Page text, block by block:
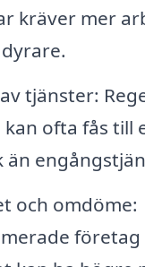
kräver mer
tjänster:
ofta fås till
än
och omdöme:
företag